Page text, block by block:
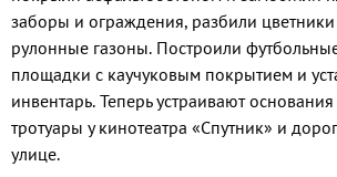
заборы и ограждения, разбили
рулонные газоны. Построили
площадки с каучуковым покрытием и
инвентарь. Теперь устраивают
тротуары у кинотеатра «Спутник» и
улице.